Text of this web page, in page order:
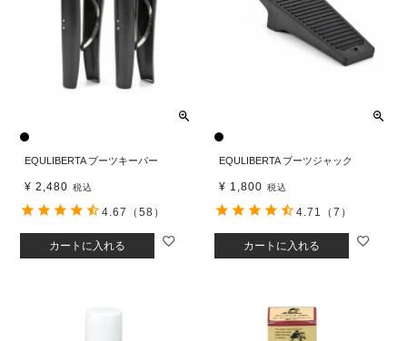
EQULIBERTA ブーツキーパー
¥ 2,480 税込
カートに入れる
4.67 （58）
EQULIBERTA ブーツジャック
¥ 1,800 税込
カートに入れる
4.71 （7）